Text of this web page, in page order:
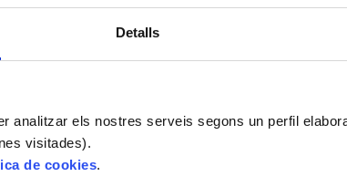
Detalls
analitzar els nostres serveis segons un perfil
visitades).
de cookies.
Legal